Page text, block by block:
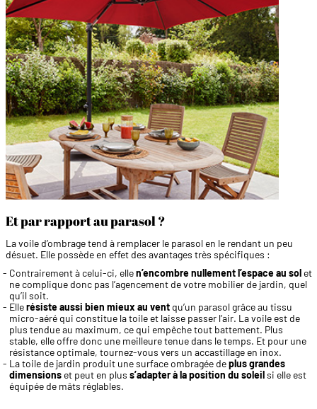
Et par rapport au parasol ?
La voile d’ombrage tend à remplacer le parasol en le rendant un peu
désuet. Elle possède en effet des avantages très spécifiques :
Contrairement à celui-ci, ellen’encombre nullement l’espace au solet
ne complique donc pas l’agencement de votre mobilier de jardin, quel
qu’il soit.
Ellerésiste aussi bien mieux au ventqu’un parasol grâce au tissu
micro-aéré qui constitue la toile et laisse passer l’air. La voile est de
plus tendue au maximum, ce qui empêche tout battement. Plus
stable, elle offre donc une meilleure tenue dans le temps. Et pour une
résistance optimale, tournez-vous vers un accastillage en inox.
La toile de jardin produit une surface ombragée deplus grandes
dimensionset peut en plus s’adapter à la position du soleilsi elle est
équipée de mâts réglables.